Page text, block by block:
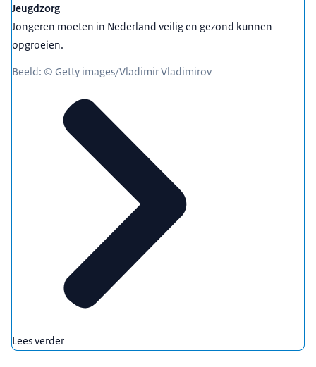
Jeugdzorg
Jongeren moeten in Nederland veilig en gezond kunnen
opgroeien.
Beeld: © Getty images/Vladimir Vladimirov
Lees verder